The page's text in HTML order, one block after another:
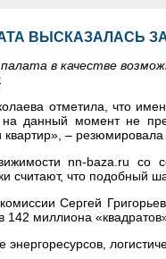
ВЫСКАЗАЛАСЬ
в качестве
отметила, что
на данный момент не
квартир», –
nn-baza.ru
считают, что подобный
Сергей
142 миллиона
энергоресурсов,